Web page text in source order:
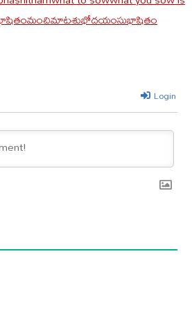
మంచిమాటశుభోదయంసుభాషితం
Login